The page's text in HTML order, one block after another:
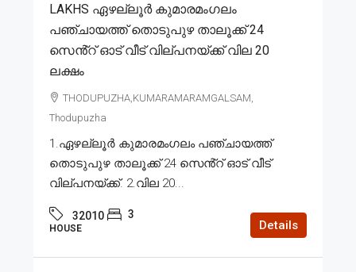
LAKHS ഏഴല്ലൂർ കുമാരമംഗലം
പഞ്ചായത്ത് തൊടുപുഴ താലൂക്ക് 24
സെൻ്റ് ഓട് വീട് വില്പനയ്ക്ക് വില 20
ലക്ഷം
THODUPUZHA,KUMARAMARAMGALSAM,
Thodupuzha
1.ഏഴല്ലൂർ കുമാരമംഗലം പഞ്ചായത്ത്
തൊടുപുഴ താലൂക്ക് 24 സെൻ്റ് ഓട് വീട്
വില്പനയ്ക്ക്. 2.വില 20...
32010 3
HOUSE Details